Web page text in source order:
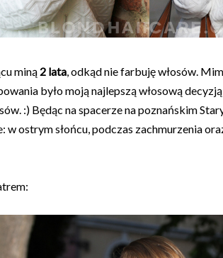
miną 2 lata, odkąd nie farbuję włosów.
było moją najlepszą włosową
:) Będąc na spacerze na poznańskim
w ostrym słońcu, podczas zachmurzenia